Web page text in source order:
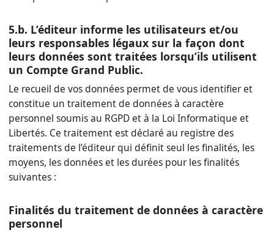
5.b. L’éditeur informe les utilisateurs et/ou
leurs responsables légaux sur la façon dont
leurs données sont traitées lorsqu’ils utilisent
un Compte Grand Public.
Le recueil de vos données permet de vous identifier et
constitue un traitement de données à caractère
personnel soumis au RGPD et à la Loi Informatique et
Libertés. Ce traitement est déclaré au registre des
traitements de l’éditeur qui définit seul les finalités, les
moyens, les données et les durées pour les finalités
suivantes :
Finalités du traitement de données à caractère
personnel